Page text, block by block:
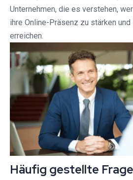
Unternehmen, die es verstehen,
ihre Online-Präsenz zu stärken
erreichen.
Häufig gestellte